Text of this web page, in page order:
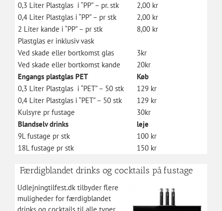
0,3 Liter Plastglas i “PP” – pr. stk
2,00 kr
0,4 Liter Plastglas i “PP” – pr stk
2,00 kr
2 Liter kande i “PP” – pr stk
8,00 kr
Plastglas er inklusiv vask
Ved skade eller bortkomst glas
3kr
Ved skade eller bortkomst kande
20kr
Engangs plastglas PET
Køb
0,3 Liter Plastglas i “PET” – 50 stk
129 kr
0,4 Liter Plastglas i “PET” – 50 stk
129 kr
Kulsyre pr fustage
30kr
Blandselv drinks
leje
9L fustage pr stk
100 kr
18L fustage pr stk
150 kr
Færdigblandet drinks og cocktails på fustage
Udlejningtilfest.dk tilbyder flere
muligheder for færdigblandet